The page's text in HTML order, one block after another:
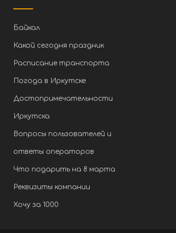
Байкал
Какой сегодня праздник
Расписание транспорта
Погода в Иркутске
Достопримечательности
Иркутска
Вопросы пользователей и
ответы операторов
Что подарить на 8 марта
Реквизиты компании
Хочу за 1000